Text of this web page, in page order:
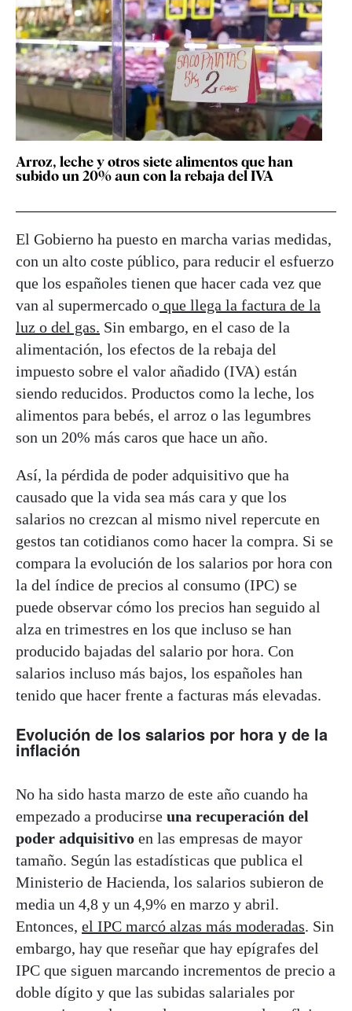
Arroz, leche y otros siete alimentos que han
subido un 20% aun con la rebaja del IVA
El Gobierno ha puesto en marcha varias medidas,
con un alto coste público, para reducir el esfuerzo
que los españoles tienen que hacer cada vez que
van al supermercado o que llega la factura de la
luz o del gas. Sin embargo, en el caso de la
alimentación, los efectos de la rebaja del
impuesto sobre el valor añadido (IVA) están
siendo reducidos. Productos como la leche, los
alimentos para bebés, el arroz o las legumbres
son un 20% más caros que hace un año.
Así, la pérdida de poder adquisitivo que ha
causado que la vida sea más cara y que los
salarios no crezcan al mismo nivel repercute en
gestos tan cotidianos como hacer la compra. Si se
compara la evolución de los salarios por hora con
la del índice de precios al consumo (IPC) se
puede observar cómo los precios han seguido al
alza en trimestres en los que incluso se han
producido bajadas del salario por hora. Con
salarios incluso más bajos, los españoles han
tenido que hacer frente a facturas más elevadas.
Evolución de los salarios por hora y de la
inflación
No ha sido hasta marzo de este año cuando ha
empezado a producirse una recuperación del
poder adquisitivo en las empresas de mayor
tamaño. Según las estadísticas que publica el
Ministerio de Hacienda, los salarios subieron de
media un 4,8 y un 4,9% en marzo y abril.
Entonces, el IPC marcó alzas más moderadas. Sin
embargo, hay que reseñar que hay epígrafes del
IPC que siguen marcando incrementos de precio a
doble dígito y que las subidas salariales por